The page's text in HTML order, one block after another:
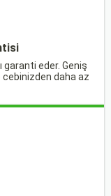
garanti eder. Geniş
cebinizden daha az